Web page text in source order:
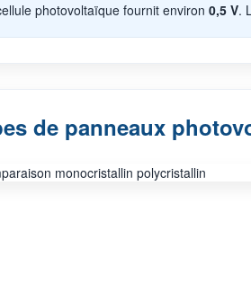
photovoltaïque fournit environ 0,5 V.
de panneaux